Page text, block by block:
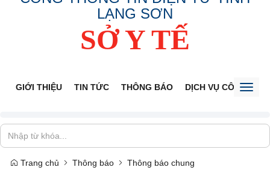
LẠNG SƠN
SỞ Y TẾ
GIỚI THIỆU TIN TỨC THÔNG BÁO DỊCH VỤ CÔNG
Trang chủ Thông báo Thông báo chung